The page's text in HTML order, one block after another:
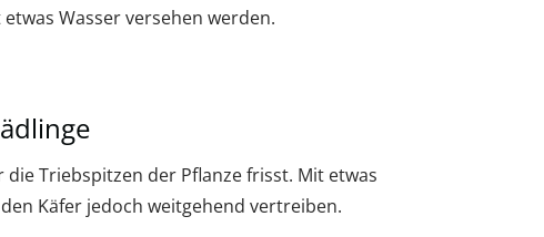
Wasser versehen werden.
Triebspitzen der Pflanze frisst. Mit etwas
Käfer jedoch weitgehend vertreiben.